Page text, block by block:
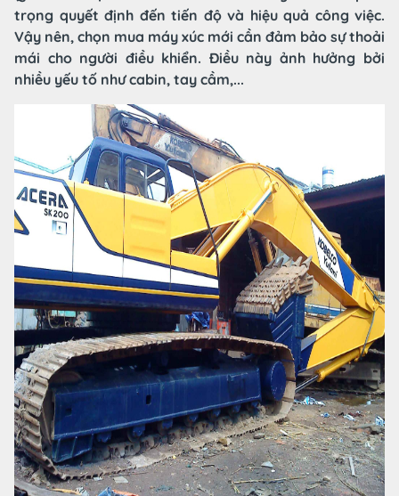
trọng quyết định đến tiến độ và hiệu quả công việc.
Vậy nên, chọn mua máy xúc mới cần đảm bảo sự thoải
mái cho người điều khiển. Điều này ảnh hưởng bởi
nhiều yếu tố như cabin, tay cầm,...